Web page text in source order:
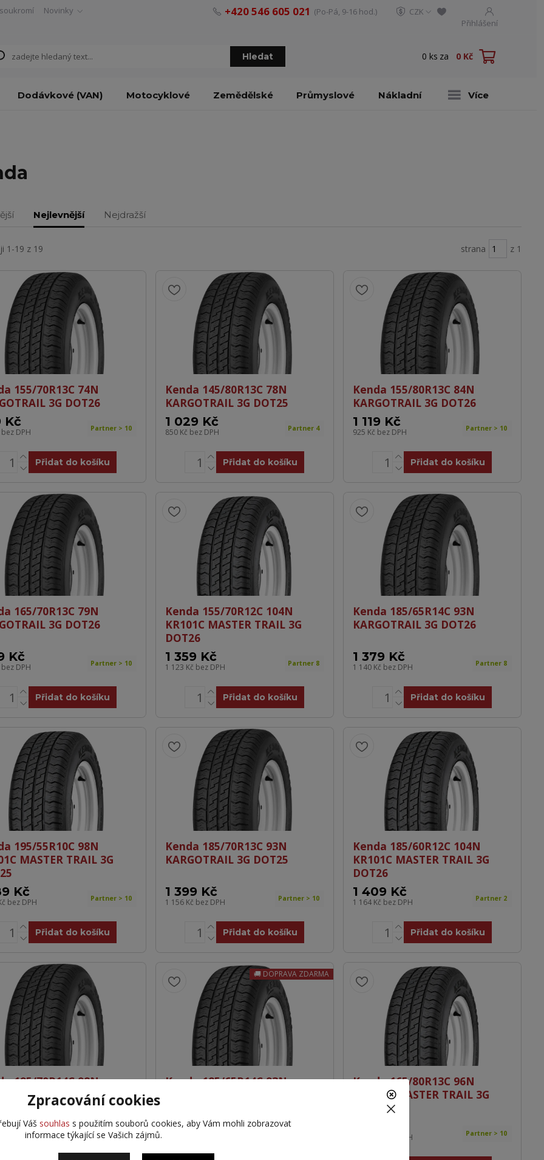
Novinky
CZK
Přihlášení
Hledat
+420 546 605 021 (Po-Pá, 9-16 hod.)
0 ks za 0 Kč
Dodávkové (VAN) Motocyklové Zemědělské Průmyslové Nákladní Více
Nejlevnější Nejdražší
1-19 z 19 strana z 1
155/70R13C 74N
3G DOT26
Kč
bez DPH Partner > 10
Přidat do košíku
Kenda 145/80R13C 78N
KARGOTRAIL 3G DOT25
1 029 Kč
850 Kč bez DPH Partner 4
Přidat do košíku
Kenda 155/80R13C 84N
KARGOTRAIL 3G DOT26
1 119 Kč
925 Kč bez DPH Partner > 10
Přidat do košíku
165/70R13C 79N
3G DOT26
Kč
bez DPH Partner > 10
Přidat do košíku
Kenda 155/70R12C 104N
KR101C MASTER TRAIL 3G
DOT26
1 359 Kč
1 123 Kč bez DPH Partner 8
Přidat do košíku
Kenda 185/65R14C 93N
KARGOTRAIL 3G DOT26
1 379 Kč
1 140 Kč bez DPH Partner 8
Přidat do košíku
195/55R10C 98N
MASTER TRAIL 3G
Kč
bez DPH Partner > 10
Přidat do košíku
Kenda 185/70R13C 93N
KARGOTRAIL 3G DOT25
1 399 Kč
1 156 Kč bez DPH Partner > 10
Přidat do košíku
Kenda 185/60R12C 104N
KR101C MASTER TRAIL 3G
DOT26
1 409 Kč
1 164 Kč bez DPH Partner 2
Přidat do košíku
195/70R14C 98N
3G DOT26
Kč
bez DPH Partner > 10
DOPRAVA ZDARMA
Kenda 185/65R14C 93N
1 450 Kč
Kenda 165/80R13C 96N
KR101C MASTER TRAIL 3G
DOT26
bez DPH Partner > 10
Zpracování cookies
Váš souhlas s použitím souborů cookies, aby Vám mohli zobrazovat
informace týkající se Vašich zájmů.